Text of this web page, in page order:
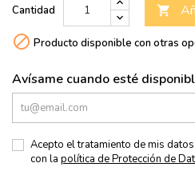
Cantidad 
 Producto disponible con otras
Avísame cuando esté
Acepto el tratamiento de mis
con la política de Protección de